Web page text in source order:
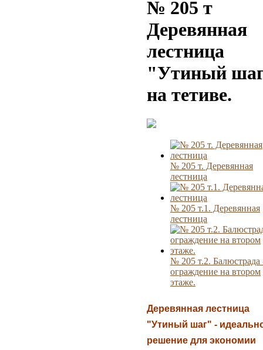
№ 205 т
Деревянная
лестница
"Утиный
на тетиве.
№ 205 т. Деревянная
лестница
№ 205 т.1. Деревянная
лестница
№ 205 т.2. Балюстрада
ограждение на втором
этаже.
Деревянная лестница
"Утиный шаг" -
решение для экономии